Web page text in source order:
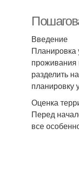
Введение
Планировка
проживания
разделить
планировку
Оценка
Перед
все